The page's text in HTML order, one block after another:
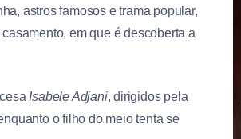
astros famosos e trama popular,
em que é descoberta a
Isabele Adjani, dirigidos pela
o filho do meio tenta se